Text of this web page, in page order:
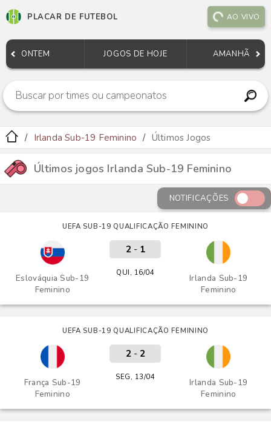
PLACAR DE FUTEBOL AO VIVO
ONTEM JOGOS DE HOJE AMANHÃ
Irlanda Sub-19 Feminino Últimos Jogos
Últimos jogos Irlanda Sub-19 Feminino
NOTIFICAÇÕES
UEFA SUB-19 QUALIFICAÇÃO FEMININO
Eslováquia Sub-19
Feminino
Irlanda Sub-19
Feminino
2- 1
QUI, 16/04
UEFA SUB-19 QUALIFICAÇÃO FEMININO
França Sub-19
Feminino
Irlanda Sub-19
Feminino
2- 2
SEG, 13/04